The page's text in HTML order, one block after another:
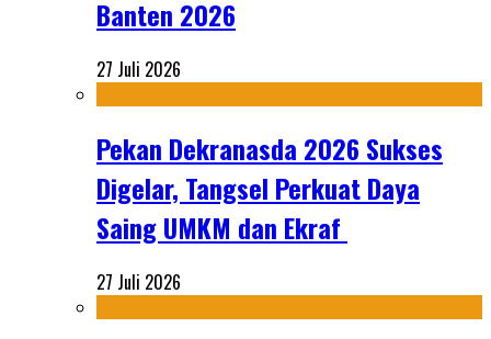
Banten 2026
27 Juli 2026
Pekan Dekranasda 2026 Sukses
Digelar, Tangsel Perkuat Daya
Saing UMKM dan Ekraf
27 Juli 2026